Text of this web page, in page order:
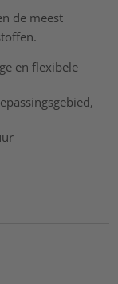
de meest
en flexibele